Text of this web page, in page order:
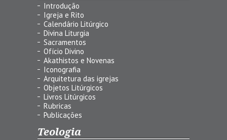
Introdução
Igreja e Rito
Calendário Litúrgico
Divina Liturgia
Sacramentos
Ofício Divino
Akathistos e Novenas
Iconografia
Arquitetura das igrejas
Objetos Litúrgicos
Livros Litúrgicos
Rubricas
Publicações
Teologia